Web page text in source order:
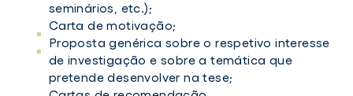
seminários, etc.);
Carta de motivação;
Proposta genérica sobre o respetivo interesse
de investigação e sobre a temática que
pretende desenvolver na tese;